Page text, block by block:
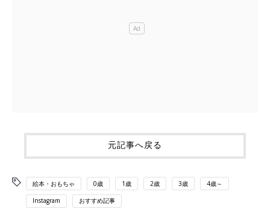
元記事へ戻る
絵本・おもちゃ 0歳 1歳 2歳 3歳 4歳～
Instagram おすすめ記事